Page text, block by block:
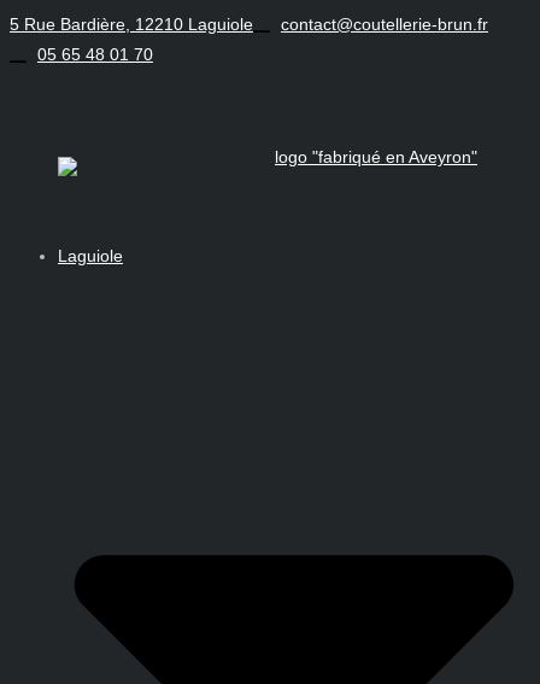
Aller
5 Rue Bardière, 12210 Laguiole
contact@coutellerie-brun.fr
05 65 48 01 70
Laguiole